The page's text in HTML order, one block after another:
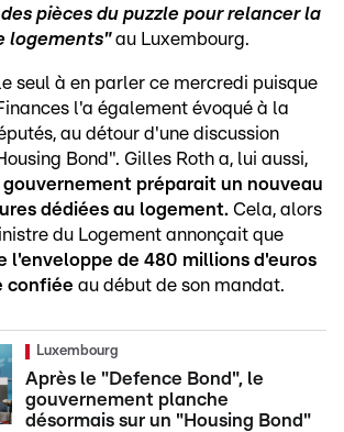
pièces du puzzle pour relancer la
logements"au Luxembourg.
seul à en parler ce mercredi puisque
l'a également évoqué à la
au détour d'une discussion
Bond". Gilles Roth a, lui aussi,
gouvernement préparait un nouveau
dédiées au logement. Cela, alors
du Logement annonçait que
l'enveloppe de 480 millions d'euros
confiée au début de son mandat.
Luxembourg
Après le "Defence Bond", le
gouvernement planche
désormais sur un "Housing Bond"